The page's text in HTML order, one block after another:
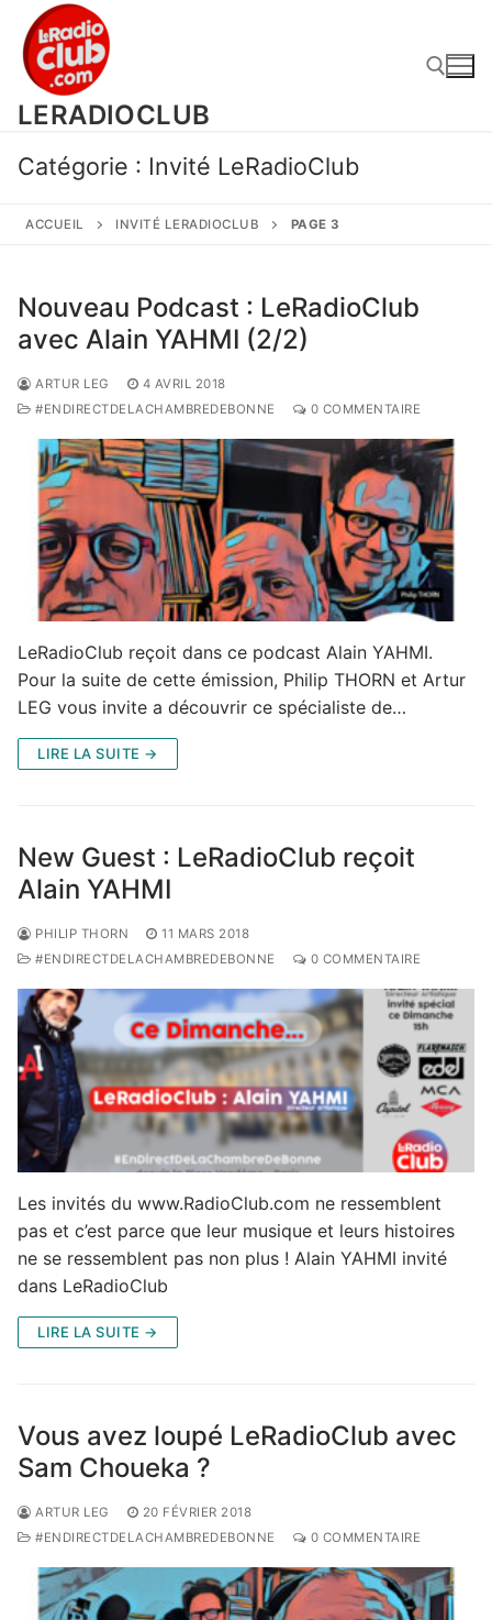
contenu
LERADIOCLUB
Catégorie : Invité LeRadioClub
ACCUEIL INVITÉ LERADIOCLUB PAGE 3
Nouveau Podcast : LeRadioClub
avec Alain YAHMI (2/2)
ARTUR LEG
4 AVRIL 2018
#ENDIRECTDELACHAMBREDEBONNE
0 COMMENTAIRE
LeRadioClub reçoit dans ce podcast Alain YAHMI.
Pour la suite de cette émission, Philip THORN et Artur
LEG vous invite a découvrir ce spécialiste de…
LIRE LA SUITE →
New Guest : LeRadioClub reçoit
Alain YAHMI
PHILIP THORN
11 MARS 2018
#ENDIRECTDELACHAMBREDEBONNE
0 COMMENTAIRE
Les invités du www.RadioClub.com ne ressemblent
pas et c’est parce que leur musique et leurs histoires
ne se ressemblent pas non plus ! Alain YAHMI invité
dans LeRadioClub
LIRE LA SUITE →
Vous avez loupé LeRadioClub avec
Sam Choueka ?
ARTUR LEG
20 FÉVRIER 2018
#ENDIRECTDELACHAMBREDEBONNE
0 COMMENTAIRE